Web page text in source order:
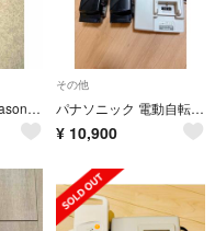
ジャンク品 Panasonic電動アシスト自転車バッテリー
その他
パナソニック 電動自転車バッテリー2点と充電器
¥ 10,900